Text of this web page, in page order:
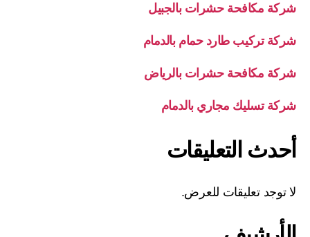
شركة مكافحة حشرات بالجبيل
شركة تركيب طارد حمام بالدمام
شركة مكافحة حشرات بالرياض
شركة تسليك مجاري بالدمام
أحدث التعليقات
لا توجد تعليقات للعرض.